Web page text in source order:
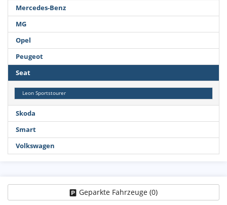
Mercedes-Benz
MG
Opel
Peugeot
Seat
Leon Sportstourer
Skoda
Smart
Volkswagen
Geparkte Fahrzeuge (0)